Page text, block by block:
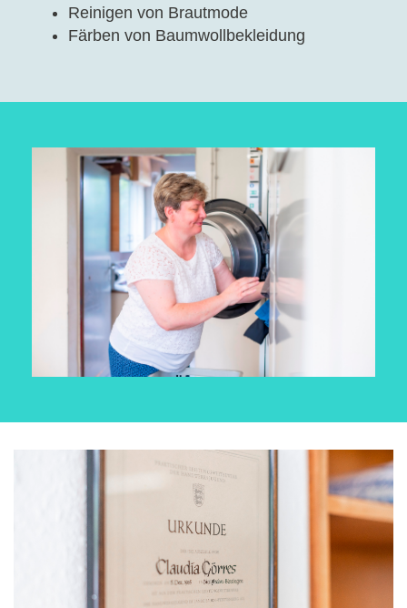
Reinigen von Brautmode
Färben von Baumwollbekleidung